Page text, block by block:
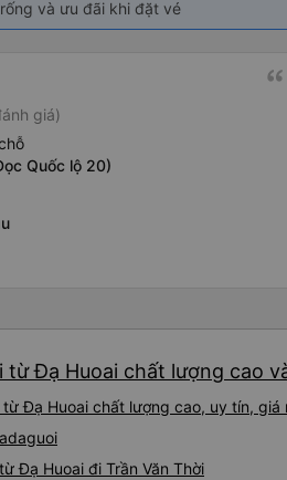
và ưu đãi khi đặt vé
giá)
Quốc lộ 20)
Đạ Huoai chất lượng cao
từ Đạ Huoai chất lượng cao, uy tín,
Đạ Huoai đi Trần Văn Thời